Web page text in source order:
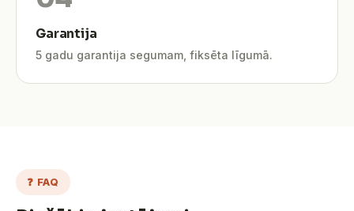
Garantija
5 gadu garantija segumam, fiksēta līgumā.
❓ FAQ